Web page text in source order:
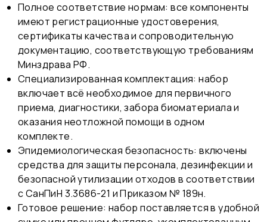
Полное соответствие нормам: все компоненты
имеют регистрационные удостоверения,
сертификаты качества и сопроводительную
документацию, соответствующую требованиям
Минздрава РФ.
Специализированная комплектация: набор
включает всё необходимое для первичного
приема, диагностики, забора биоматериала и
оказания неотложной помощи в одном
комплекте.
Эпидемиологическая безопасность: включены
средства для защиты персонала, дезинфекции и
безопасной утилизации отходов в соответствии
с СанПиН 3.3686-21 и Приказом № 189н.
Готовое решение: набор поставляется в удобной